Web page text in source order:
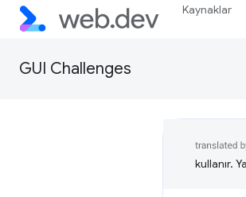
Kaynaklar
GUI Challenges
kullanır.